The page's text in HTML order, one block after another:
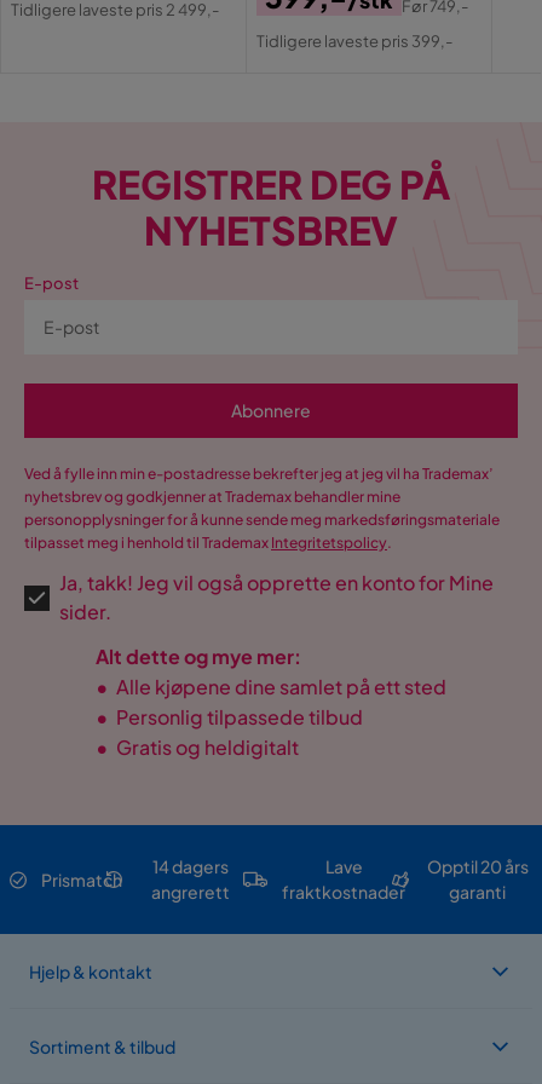
Tidligere laveste pris 2 499,-
Pris
Original
Før749,-
Tidligere laveste pris 399,-
REGISTRER DEG PÅ
NYHETSBREV
E-post
Abonnere
Ved å fylle inn min e-postadresse bekrefter jeg at jeg vil ha Trademax’
nyhetsbrev og godkjenner at Trademax behandler mine
personopplysninger for å kunne sende meg markedsføringsmateriale
tilpasset meg i henhold til Trademax Integritetspolicy.
Ja, takk! Jeg vil også opprette en konto for Mine
sider.
Alt dette og mye mer:
• Alle kjøpene dine samlet på ett sted
• Personlig tilpassede tilbud
• Gratis og heldigitalt
Prismatch
14 dagers
angrerett
Lave
fraktkostnader
Opptil 20 års
garanti
Hjelp & kontakt
Sortiment & tilbud